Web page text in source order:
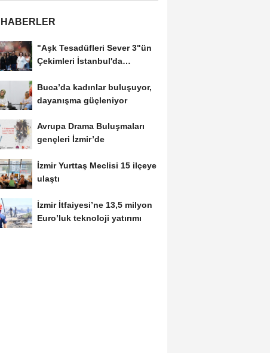
"Aşk Tesadüfleri Sever 3"ün
Çekimleri İstanbul'da
Buca’da kadınlar buluşuyor,
dayanışma güçleniyor
Avrupa Drama Buluşmaları
gençleri İzmir’de
İzmir Yurttaş Meclisi 15 ilçeye
ulaştı
İzmir İtfaiyesi’ne 13,5 milyon
Euro’luk teknoloji yatırımı